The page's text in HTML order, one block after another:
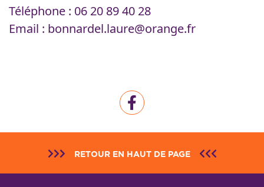
Téléphone : 06 20 89 40 28
Email : bonnardel.laure@orange.fr
RETOUR EN HAUT DE PAGE